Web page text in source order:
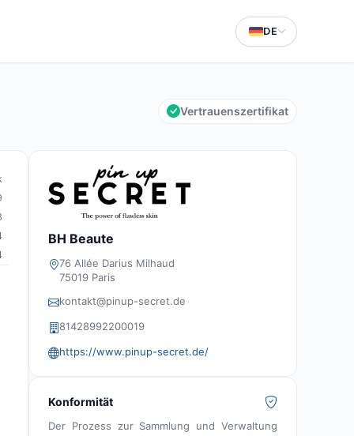
DE
Vertrauenszertifikat
BH Beaute
76 Allée Darius Milhaud
75019 Paris
kontakt@pinup-secret.de
81428992200019
https://www.pinup-secret.de/
Konformität
Der Prozess zur Sammlung und Verwaltung